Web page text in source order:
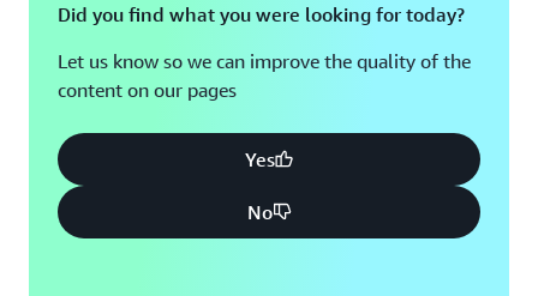
Did you find what you were looking for today?
Let us know so we can improve the quality of the
content on our pages
Yes
No